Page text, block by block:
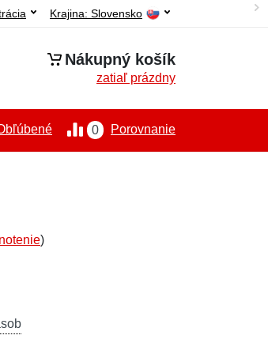
Krajina: Slovensko
Nákupný košík
zatiaľ prázdny
0 Porovnanie
)